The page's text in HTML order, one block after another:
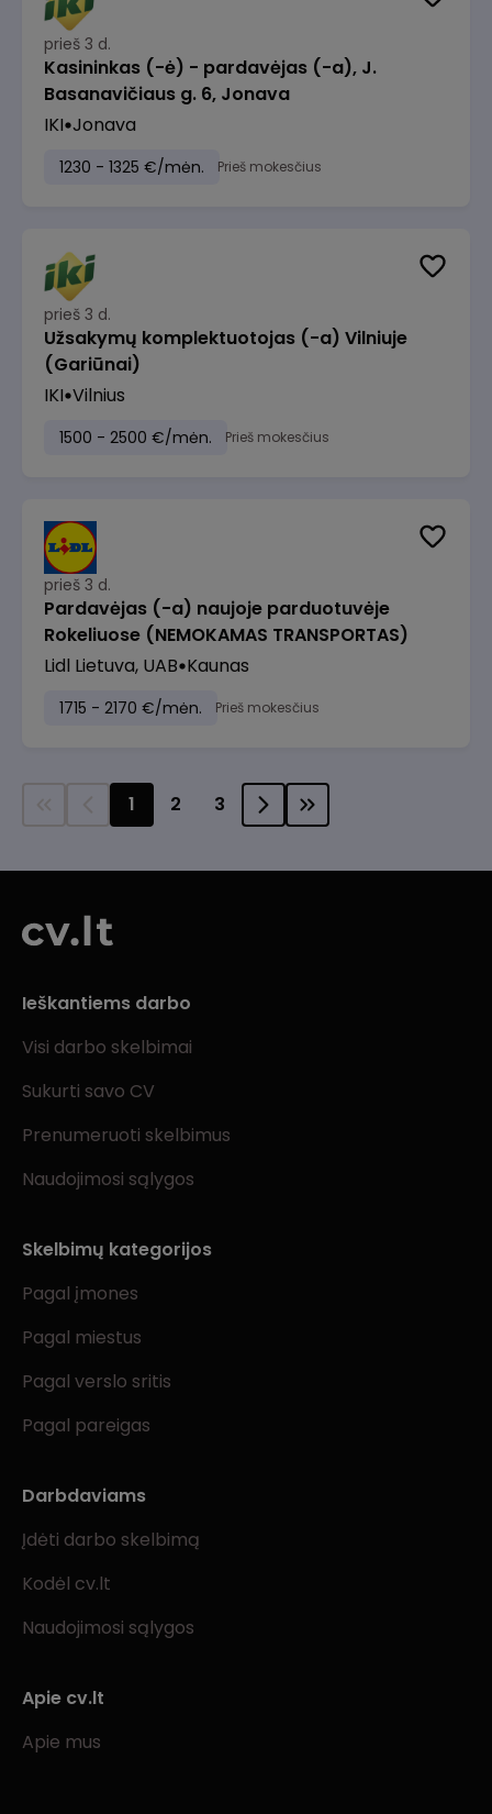
prieš 3 d.
Kasininkas (-ė) - pardavėjas (-a), J.
Basanavičiaus g. 6, Jonava
IKI Jonava
1230 - 1325 €/mėn. Prieš mokesčius
prieš 3 d.
Užsakymų komplektuotojas (-a) Vilniuje
(Gariūnai)
IKI Vilnius
1500 - 2500 €/mėn. Prieš mokesčius
prieš 3 d.
Pardavėjas (-a) naujoje parduotuvėje
Rokeliuose (NEMOKAMAS TRANSPORTAS)
Lidl Lietuva, UAB Kaunas
1715 - 2170 €/mėn. Prieš mokesčius
1 2 3
Ieškantiems darbo
Visi darbo skelbimai
Sukurti savo CV
Prenumeruoti skelbimus
Naudojimosi sąlygos
Skelbimų kategorijos
Pagal įmones
Pagal miestus
Pagal verslo sritis
Pagal pareigas
Darbdaviams
Įdėti darbo skelbimą
Kodėl cv.lt
Naudojimosi sąlygos
Apie cv.lt
Apie mus